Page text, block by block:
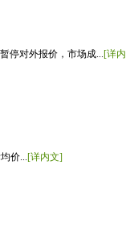
停对外报价，市场成...[详
价... [详内文]